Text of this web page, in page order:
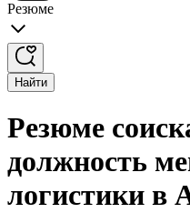
Резюме
Найти
Резюме
должность
логистики в